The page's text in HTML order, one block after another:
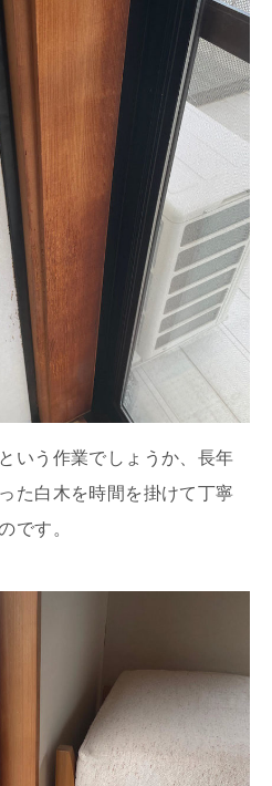
いう作業でしょうか、長年
た白木を時間を掛けて丁寧
です。